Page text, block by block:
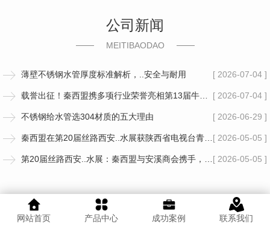
公司新闻
MEITIBAODAO
[ 2026-07-04 ]
薄壁不锈钢水管厚度标准解析，..安全与耐用
[ 2026-07-04 ]
载誉出征！秦西盟携多项行业荣誉亮相第13届牛商争霸赛陕西启动仪式，彰显陕企管道实力
[ 2026-06-29 ]
不锈钢给水管选304材质的五大理由
[ 2026-05-05 ]
秦西盟在第20届丝路西安..水展获陕西省电视台青睐，..行业新潮流
[ 2026-05-05 ]
第20届丝路西安..水展：秦西盟与安溪商会携手，共绘行业新蓝图
网站首页 产品中心 成功案例 联系我们